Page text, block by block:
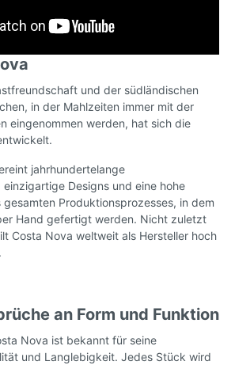
und der südländischen
in der Mahlzeiten immer mit der
eingenommen werden, hat sich die
jahrhundertelange
Designs und eine hohe
Produktionsprozesses, in dem
Hand gefertigt werden. Nicht zuletzt
Costa Nova weltweit als Hersteller hoch
an Form und Funktion
Nova ist bekannt für seine
und Langlebigkeit. Jedes Stück wird